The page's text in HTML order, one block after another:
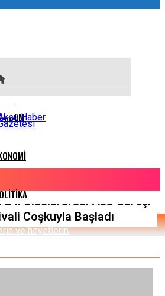
24. Uluslararası Aba Güreşi
Coşkuyla Başladı